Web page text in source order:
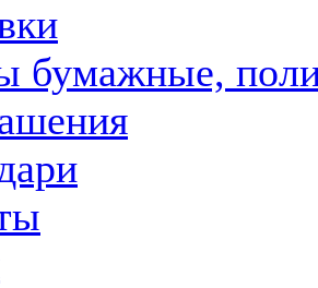
бумажные,